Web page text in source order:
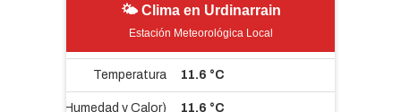
🌤 Clima en Urdinarrain
Estación Meteorológica Local